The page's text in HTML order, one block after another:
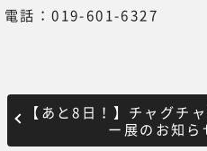
電話：019-601-6327
【あと8日！】チャグチ
ー展のお知ら